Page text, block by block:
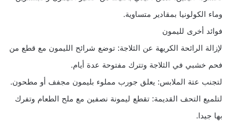
وماء الكولونيا بمقادير متساوية.
فوائد أخرى لليمون
لإزالة الرائحة الكريهة عن الثلاجة: توضع شرائح الليمون مع قطع من
فحم خشبي في الثلاجة وتترك مفتوحة عدة أيام.
لتجنب عتة الملابس: يعلق جورب مملوء بليمون مجفف أو مطحون.
لتلميع التحف القديمة: تقطع ليمونة نصفين مع ملح الطعام وتفرك
بها جيدا.